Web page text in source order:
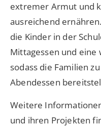
extremer Armut und
ausreichend
die Kinder in der
Mittagessen und
sodass die Familien
Abendessen
Weitere
und ihren Projekten